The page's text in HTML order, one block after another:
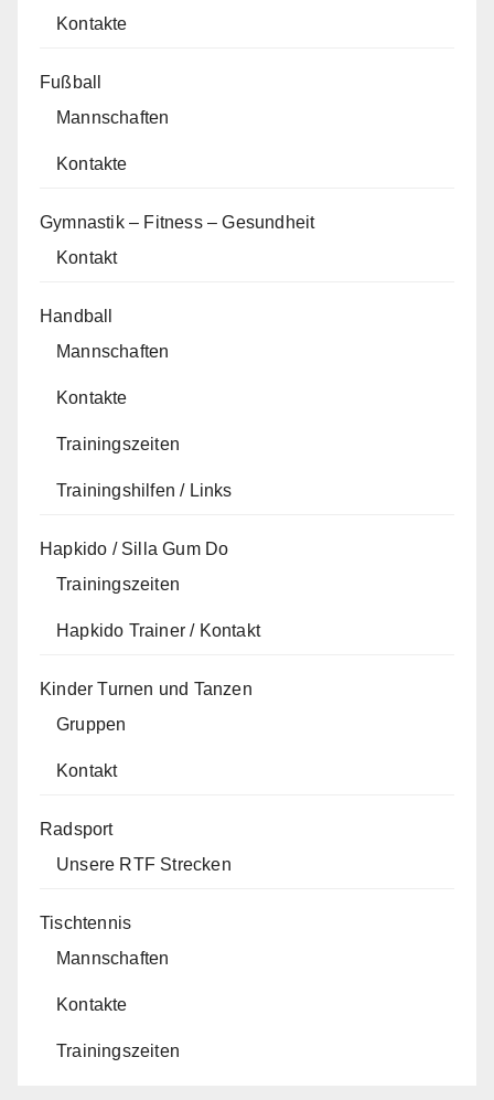
Kontakte
Fußball
Mannschaften
Kontakte
Gymnastik – Fitness – Gesundheit
Kontakt
Handball
Mannschaften
Kontakte
Trainingszeiten
Trainingshilfen / Links
Hapkido / Silla Gum Do
Trainingszeiten
Hapkido Trainer / Kontakt
Kinder Turnen und Tanzen
Gruppen
Kontakt
Radsport
Unsere RTF Strecken
Tischtennis
Mannschaften
Kontakte
Trainingszeiten